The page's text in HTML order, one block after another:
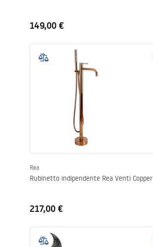
149,00 €
Rea
Rubinetto indipendente Rea Venti Copper
217,00 €